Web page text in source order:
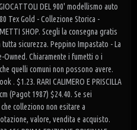
DEL 900' modellismo auto
Tex Gold - Collezione Storica -
SHOP. Scegli la consegna gratis
sicurezza. Peppino Impastato - La
Owned. Chiaramente i fumetti o i
quelli comuni non possono avere.
. $1.23. RARI CALIMERO E PRISCILLA
(Pagot 1987) $24.40. Se sei
colleziono non esitare a
valore, vendita e acquisto.